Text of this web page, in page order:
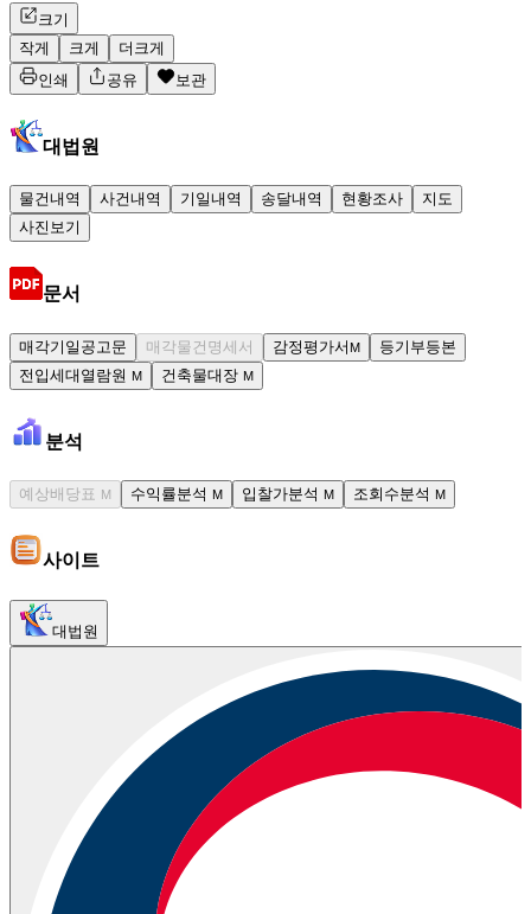
크기
작게
크게
더크게
인쇄
공유 보관
대법원
물건내역 사건내역 기일내역 송달내역 현황조사
지도
사진보기
문서
매각기일공고문 매각물건명세서 감정평가서 M
등기부등본
전입세대열람원 M 건축물대장 M
분석
예상배당표 M 수익률분석 M 입찰가분석 M 조회수분석 M
사이트
대법원